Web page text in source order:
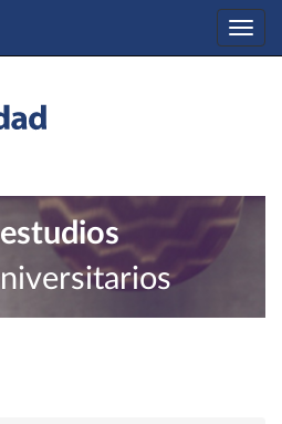
estudios